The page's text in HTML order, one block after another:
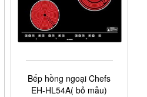
Bếp hồng ngoại Chefs
EH-HL54A( bỏ mẫu)